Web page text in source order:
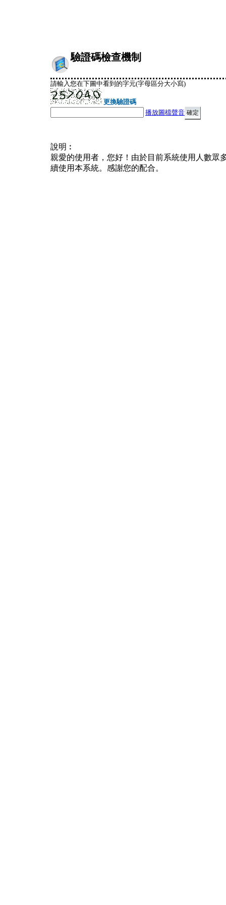
驗證碼檢查機制
請輸入您在下圖中看到的字元(字母區分大小寫)
更換驗證碼
播放圖檔聲音
說明︰
親愛的使用者，您好！由於目前系統使用人數眾
續使用本系統。感謝您的配合。